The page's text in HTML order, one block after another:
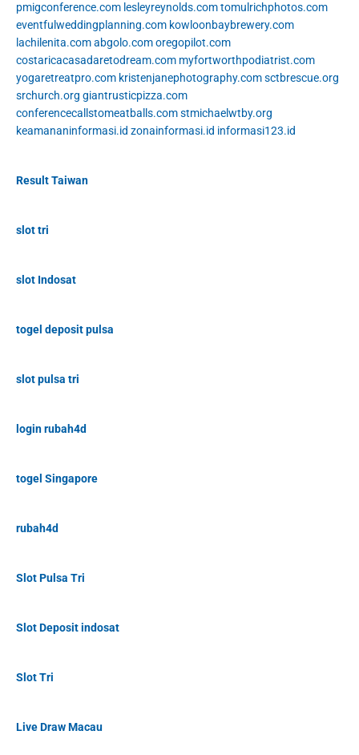
pmigconference.com lesleyreynolds.comtomulrichphotos.com
eventfulweddingplanning.com kowloonbaybrewery.com
lachilenita.comabgolo.comoregopilot.com
costaricacasadaretodream.com myfortworthpodiatrist.com
yogaretreatpro.com kristenjanephotography.comsctbrescue.org
srchurch.org giantrusticpizza.com
conferencecallstomeatballs.comstmichaelwtby.org
keamananinformasi.id zonainformasi.id informasi123.id
Result Taiwan
slot tri
slot Indosat
togel deposit pulsa
slot pulsa tri
login rubah4d
togel Singapore
rubah4d
Slot Pulsa Tri
Slot Deposit indosat
Slot Tri
Live Draw Macau